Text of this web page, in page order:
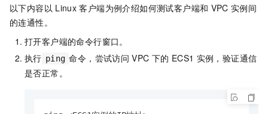
以下内容以 Linux 客户端为例介绍如何测试客户端和 VPC 实例间
的连通性。
打开客户端的命令行窗口。
执行 ping 命令，尝试访问 VPC 下的 ECS1 实例，验证通信
是否正常。